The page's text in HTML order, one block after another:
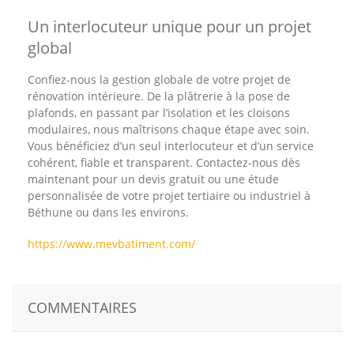
Un interlocuteur unique pour un projet
global
Confiez-nous la gestion globale de votre projet de
rénovation intérieure. De la plâtrerie à la pose de
plafonds, en passant par l’isolation et les cloisons
modulaires, nous maîtrisons chaque étape avec soin.
Vous bénéficiez d’un seul interlocuteur et d’un service
cohérent, fiable et transparent. Contactez-nous dès
maintenant pour un devis gratuit ou une étude
personnalisée de votre projet tertiaire ou industriel à
Béthune ou dans les environs.
https://www.mevbatiment.com/
COMMENTAIRES